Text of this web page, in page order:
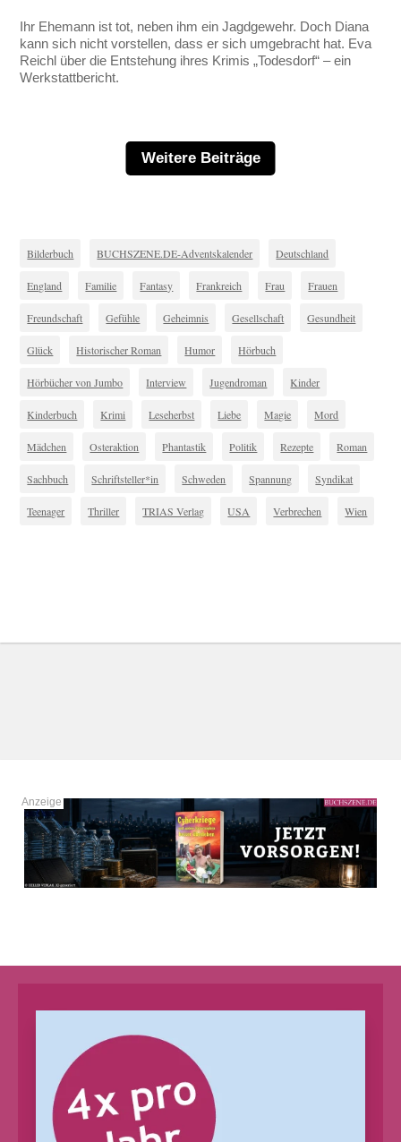
Ihr Ehemann ist tot, neben ihm ein Jagdgewehr. Doch Diana
kann sich nicht vorstellen, dass er sich umgebracht hat. Eva
Reichl über die Entstehung ihres Krimis „Todesdorf“ – ein
Werkstattbericht.
Weitere Beiträge
Bilderbuch BUCHSZENE.DE-Adventskalender Deutschland
England Familie Fantasy Frankreich Frau Frauen
Freundschaft Gefühle Geheimnis Gesellschaft Gesundheit
Glück Historischer Roman Humor Hörbuch
Hörbücher von Jumbo Interview Jugendroman Kinder
Kinderbuch Krimi Leseherbst Liebe Magie Mord
Mädchen Osteraktion Phantastik Politik Rezepte Roman
Sachbuch Schriftsteller*in Schweden Spannung Syndikat
Teenager Thriller TRIAS Verlag USA Verbrechen Wien